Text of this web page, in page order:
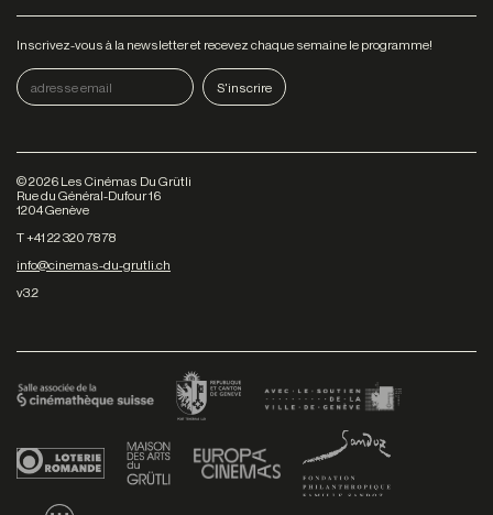
Inscrivez-vous à la newsletter et recevez chaque semaine le programme!
©2026 Les Cinémas Du Grütli
Rue du Général-Dufour 16
1204 Genève
T +41 22 320 78 78
info@cinemas-du-grutli.ch
v3.2